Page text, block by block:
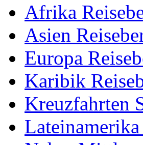
Afrika
Asien
Europa
Karibik
Kreuzfahrten